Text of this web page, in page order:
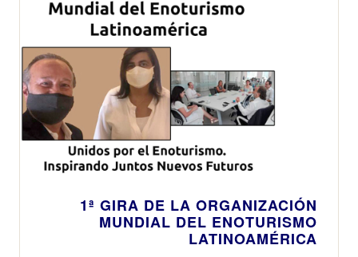
1ª GIRA DE LA ORGANIZACIÓN
MUNDIAL DEL ENOTURISMO
LATINOAMÉRICA